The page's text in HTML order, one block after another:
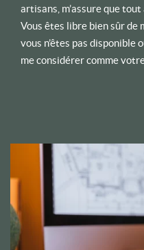
artisans, m’assure que
Vous êtes libre bien sûr de
vous n’êtes pas disponible
me considérer comme